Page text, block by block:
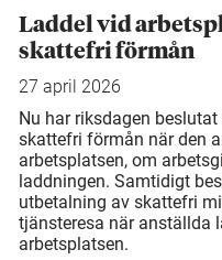
Laddel vid
skattefri förmån
27 april 2026
Nu har riksdagen
skattefri förmån när den
arbetsplatsen, om
laddningen. Samtidigt
utbetalning av skattefri
tjänsteresa när anställda
arbetsplatsen.